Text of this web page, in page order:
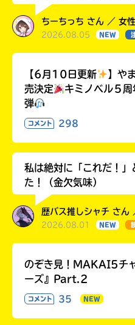
ちーちっち さん ／ 女
2026.08.05 NEW
【6月10日更新
】や
売決定
キミノベル５
弾
コメント 298
私は絶対に「これだ！」
た！（金欠気味）
歴バス推しシャチ さ
2026.08.01 NEW
のぞき見！MAKAI5チ
ーズ』Part.2
コメント 35 NEW